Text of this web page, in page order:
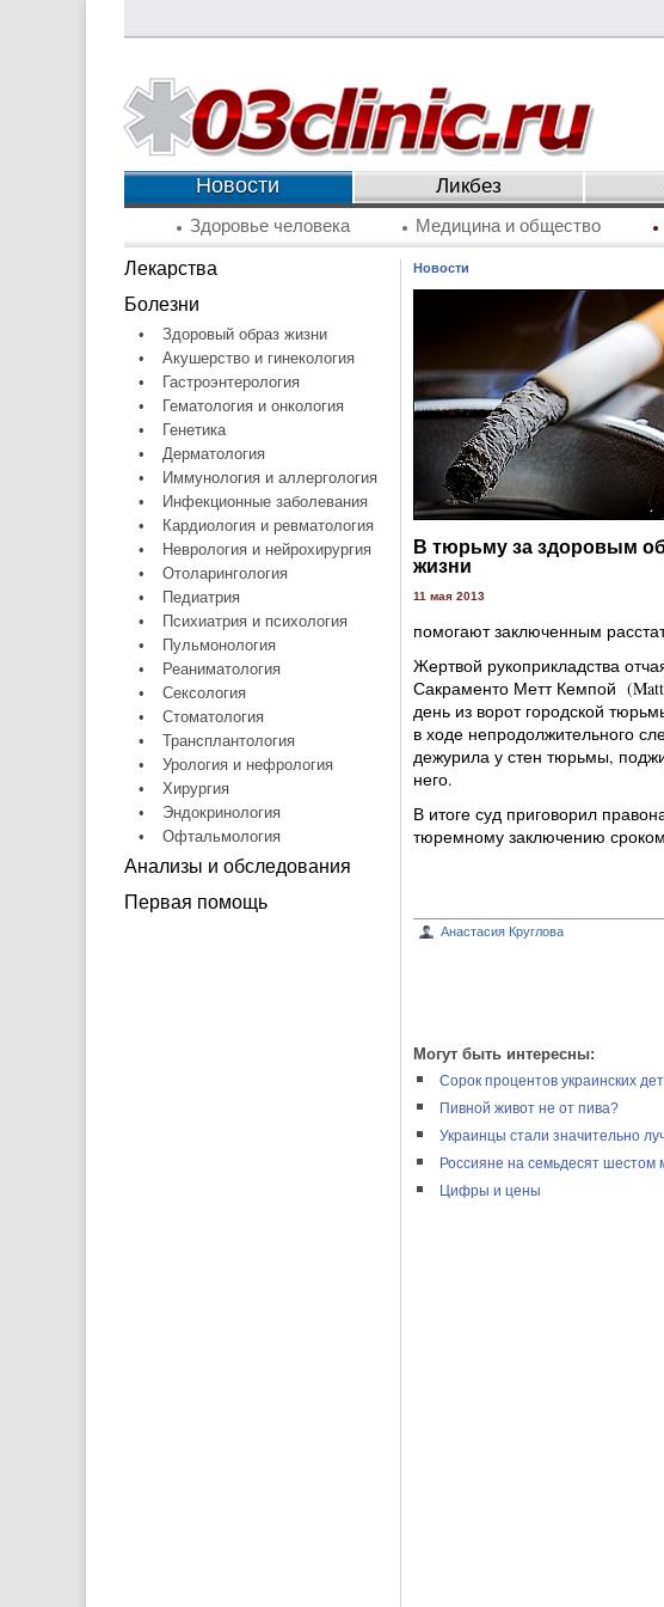
Новости Ликбез
Здоровье человека Медицина и общество
Лекарства
Болезни
•
Здоровый образ жизни
•
Акушерство и гинекология
•
Гастроэнтерология
•
Гематология и онкология
•
Генетика
•
Дерматология
•
Иммунология и аллергология
•
Инфекционные заболевания
•
Кардиология и ревматология
•
Неврология и нейрохирургия
•
Отоларингология
•
Педиатрия
•
Психиатрия и психология
•
Пульмонология
•
Реаниматология
•
Сексология
•
Стоматология
•
Трансплантология
•
Урология и нефрология
•
Хирургия
•
Эндокринология
•
Офтальмология
Анализы и обследования
Первая помощь
Новости
В тюрьму за здоровым
жизни
11 мая 2013
помогают заключенным
Жертвой рукоприкладства
Сакраменто Метт Кемпой (Matt
день из ворот городской
в ходе непродолжительного
дежурила у стен тюрьмы,
него.
В итоге суд приговорил
тюремному заключению
Анастасия Круглова
Могут быть интересны:
Сорок процентов украинских
Пивной живот не от пива?
Украинцы стали значительно
Россияне на семьдесят шестом
Цифры и цены